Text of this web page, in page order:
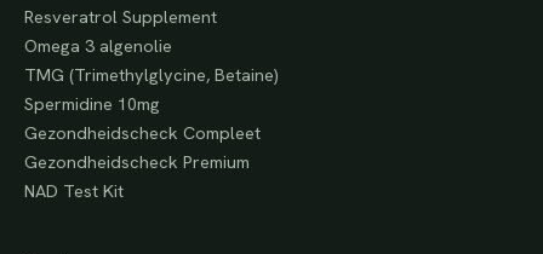
Resveratrol Supplement
Omega 3 algenolie
TMG (Trimethylglycine, Betaine)
Spermidine 10mg
Gezondheidscheck Compleet
Gezondheidscheck Premium
NAD Test Kit